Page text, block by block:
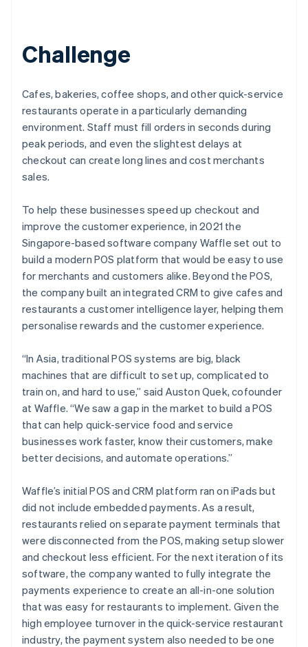
Challenge
Cafes, bakeries, coffee shops, and other quick-service
restaurants operate in a particularly demanding
environment. Staff must fill orders in seconds during
peak periods, and even the slightest delays at
checkout can create long lines and cost merchants
sales.
To help these businesses speed up checkout and
improve the customer experience, in 2021 the
Singapore-based software company Waffle set out to
build a modern POS platform that would be easy to use
for merchants and customers alike. Beyond the POS,
the company built an integrated CRM to give cafes and
restaurants a customer intelligence layer, helping them
personalise rewards and the customer experience.
“In Asia, traditional POS systems are big, black
machines that are difficult to set up, complicated to
train on, and hard to use,” said Auston Quek, cofounder
at Waffle. “We saw a gap in the market to build a POS
that can help quick-service food and service
businesses work faster, know their customers, make
better decisions, and automate operations.”
Waffle’s initial POS and CRM platform ran on iPads but
did not include embedded payments. As a result,
restaurants relied on separate payment terminals that
were disconnected from the POS, making setup slower
and checkout less efficient. For the next iteration of its
software, the company wanted to fully integrate the
payments experience to create an all-in-one solution
that was easy for restaurants to implement. Given the
high employee turnover in the quick-service restaurant
industry, the payment system also needed to be one